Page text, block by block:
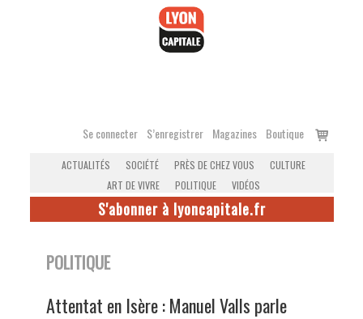
Se connecter S’enregistrer Magazines Boutique
Voir
ACTUALITÉS SOCIÉTÉ PRÈS DE CHEZ VOUS
CULTURE
ART DE VIVRE
POLITIQUE VIDÉOS
S'abonner à lyoncapitale.fr
POLITIQUE
Attentat en Isère : Manuel Valls parle